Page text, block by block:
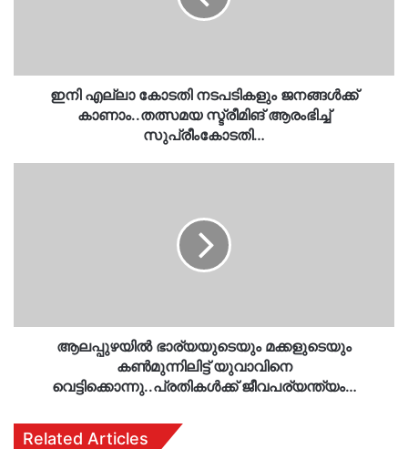
സുപ്രീംകോടതി…
ഇനി എല്ലാ കോടതി നടപടികളും ജനങ്ങള്‍ക്ക്
കാണാം..തത്സമയ സ്ട്രീമിങ് ആരംഭിച്ച്
സുപ്രീംകോടതി…
ആലപ്പുഴയിൽ ഭാര്യയുടെയും മക്കളുടെയും
കൺമുന്നിലിട്ട് യുവാവിനെ
വെട്ടിക്കൊന്നു..പ്രതികൾക്ക് ജീവപര്യന്ത്യം…
Related Articles